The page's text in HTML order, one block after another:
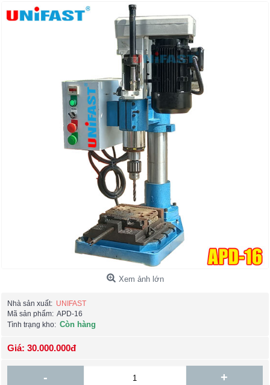
Xem ảnh lớn
Nhà sản xuất: UNIFAST
Mã sản phẩm: APD-16
Tình trạng kho: Còn hàng
Giá: 30.000.000đ
- +